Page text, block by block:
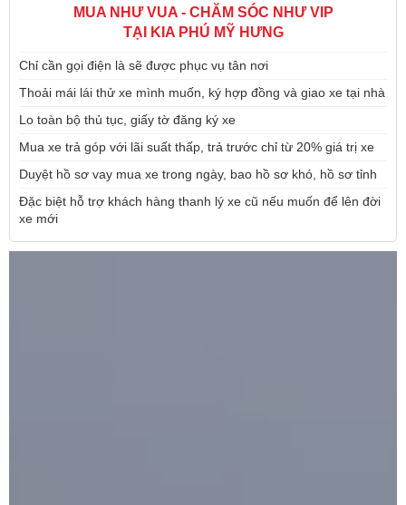
MUA NHƯ VUA - CHĂM SÓC NHƯ VIP
TẠI KIA PHÚ MỸ HƯNG
Chỉ cần gọi điện là sẽ được phục vụ tân nơi
Thoải mái lái thử xe mình muốn, ký hợp đồng và giao xe tại nhà
Lo toàn bộ thủ tục, giấy tờ đăng ký xe
Mua xe trả góp với lãi suất thấp, trả trước chỉ từ 20% giá trị xe
Duyệt hồ sơ vay mua xe trong ngày, bao hồ sơ khó, hồ sơ tỉnh
Đặc biệt hỗ trợ khách hàng thanh lý xe cũ nếu muốn để lên đời
xe mới